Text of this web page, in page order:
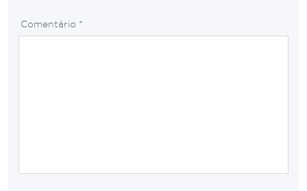
Comentário *